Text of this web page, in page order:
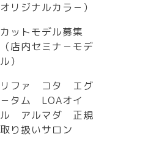
オリジナルカラ－）
カットモデル募集
（店内セミナ－モデ
ル）
リファ コタ エグ
－タム LOAオイ
ル アルマダ 正規
取り扱いサロン